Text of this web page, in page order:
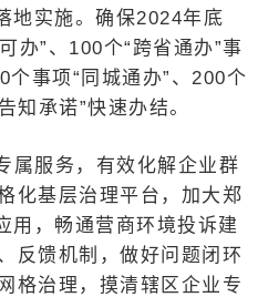
地实施。确保2024年底
办”、100个“跨省通办”事
事项“同城通办”、200个
知承诺”快速办结。
属服务，有效化解企业群
化基层治理平台，加大郑
用，畅通营商环境投诉建
反馈机制，做好问题闭环
格治理，摸清辖区企业专